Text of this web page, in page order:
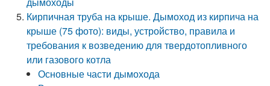
Кирпичная труба на крыше. Дымоход из кирпича на
крыше (75 фото): виды, устройство, правила и
требования к возведению для твердотопливного
или газового котла
Основные части дымохода